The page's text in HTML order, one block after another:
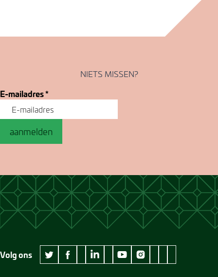
NIETS MISSEN?
E-mailadres*
aanmelden
Volg ons
twitter Museum Jan Cunen
facebook Museum Jan Cunen
wikipedia Museum Jan Cunen
linkedin Museum Jan Cunen
googleplus Museum Jan Cunen
youtube Museum Jan Cunen
instagram Museum